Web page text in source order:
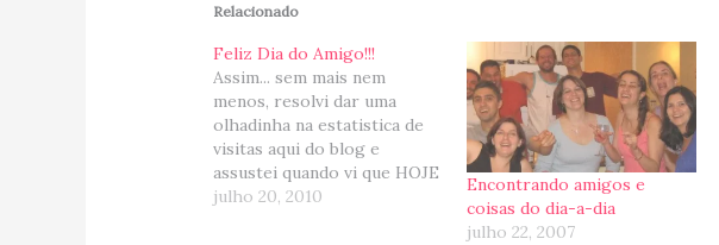
Relacionado
Feliz Dia do Amigo!!!
Assim... sem mais nem
menos, resolvi dar uma
olhadinha na estatistica de
visitas aqui do blog e
assustei quando vi que HOJE
o ponteirinho estava nas
julho 20, 2010
Encontrando amigos e
coisas do dia-a-dia
julho 22, 2007